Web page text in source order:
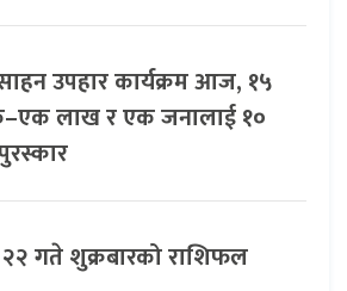
उपहार कार्यक्रम आज, १५
लाख र एक जनालाई १०
गते शुक्रबारको राशिफल